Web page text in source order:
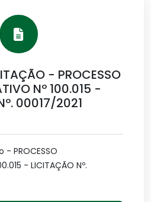
- PROCESSO
Nº 100.015 -
00017/2021
- PROCESSO
- LICITAÇÃO Nº.